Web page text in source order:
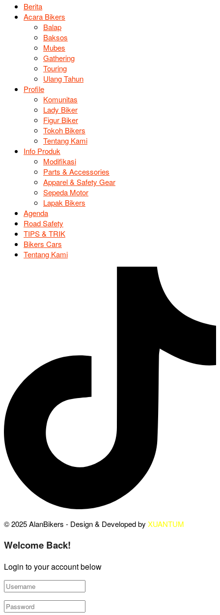
Berita
Acara Bikers
Balap
Baksos
Mubes
Gathering
Touring
Ulang Tahun
Profile
Komunitas
Lady Biker
Figur Biker
Tokoh Bikers
Tentang Kami
Info Produk
Modifikasi
Parts & Accessories
Apparel & Safety Gear
Sepeda Motor
Lapak Bikers
Agenda
Road Safety
TIPS & TRIK
Bikers Cars
Tentang Kami
© 2025 AlanBikers - Design & Developed by XUANTUM
Welcome Back!
Login to your account below